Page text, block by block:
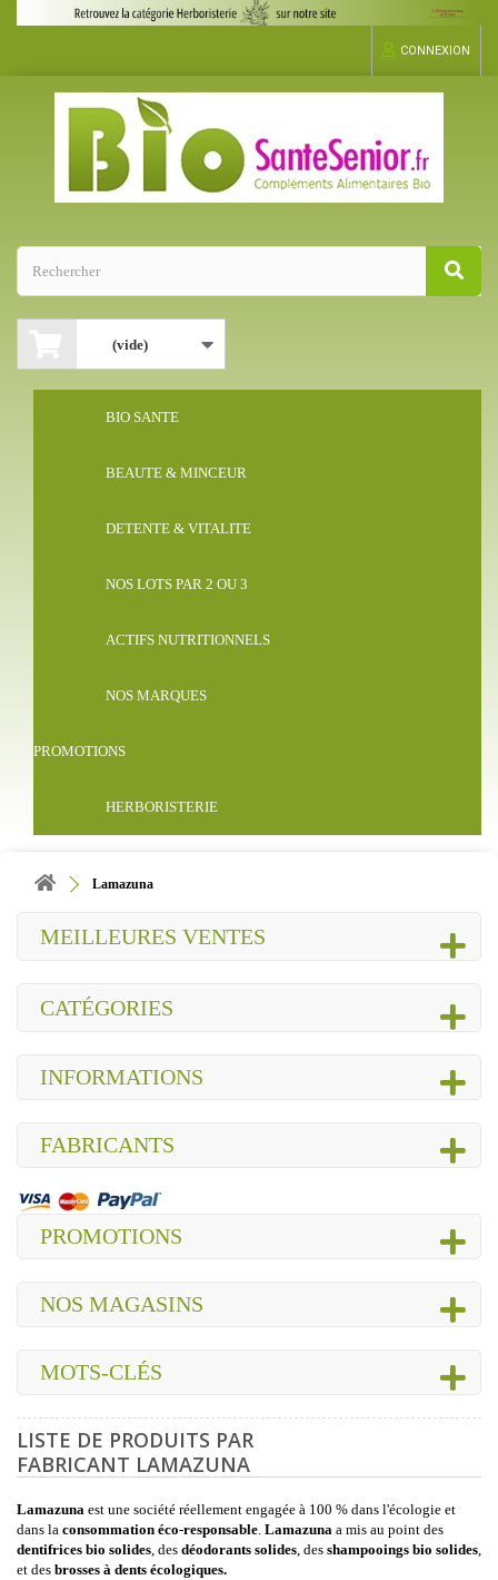
CONNEXION
(vide)
BIO SANTE
BEAUTE & MINCEUR
DETENTE & VITALITE
NOS LOTS PAR 2 OU 3
ACTIFS NUTRITIONNELS
NOS MARQUES
PROMOTIONS
HERBORISTERIE
Lamazuna
MEILLEURES VENTES
CATÉGORIES
INFORMATIONS
FABRICANTS
PROMOTIONS
NOS MAGASINS
MOTS-CLÉS
LISTE DE PRODUITS PAR
FABRICANT LAMAZUNA
Lamazuna est une société réellement engagée à 100 % dans l'écologie et
dans la consommation éco-responsable. Lamazuna a mis au point des
dentifrices bio solides, des déodorants solides, des shampooings bio solides,
et des brosses à dents écologiques.